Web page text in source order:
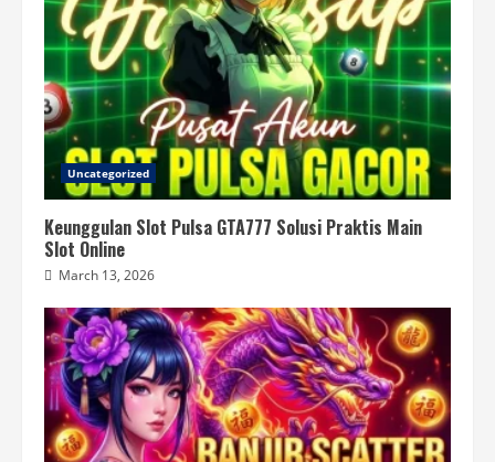
Uncategorized
Keunggulan Slot Pulsa GTA777 Solusi Praktis Main
Slot Online
March 13, 2026